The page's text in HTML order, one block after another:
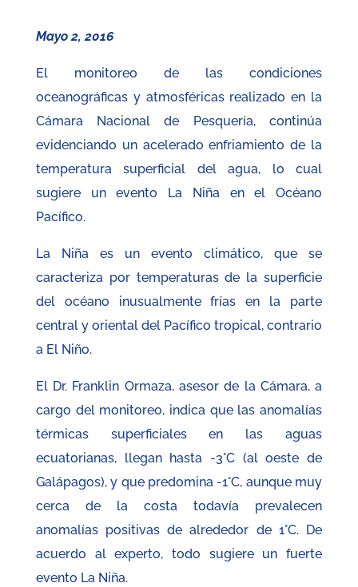
Mayo 2, 2016
El monitoreo de las condiciones
oceanográficas y atmosféricas realizado en la
Cámara Nacional de Pesquería, continúa
evidenciando un acelerado enfriamiento de la
temperatura superficial del agua, lo cual
sugiere un evento La Niña en el Océano
Pacífico.
La Niña es un evento climático, que se
caracteriza por temperaturas de la superficie
del océano inusualmente frías en la parte
central y oriental del Pacífico tropical, contrario
a El Niño.
El Dr. Franklin Ormaza, asesor de la Cámara, a
cargo del monitoreo, indica que las anomalías
térmicas superficiales en las aguas
ecuatorianas, llegan hasta -3°C (al oeste de
Galápagos), y que predomina -1°C, aunque muy
cerca de la costa todavía prevalecen
anomalías positivas de alrededor de 1°C. De
acuerdo al experto, todo sugiere un fuerte
evento La Niña.